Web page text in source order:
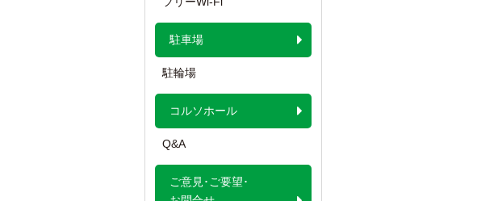
駐車場
駐輪場
コルソホール
Q&A
ご意見･ご要望･